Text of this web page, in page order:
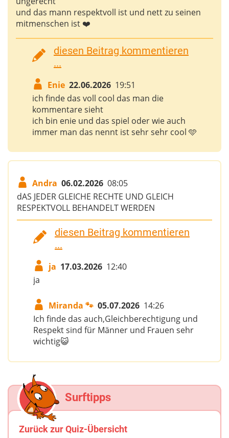
und das mann respektvoll ist und nett zu seinen
mitmenschen ist ❤️
diesen Beitrag kommentieren
...
Enie 22.06.2026 19:51
ich finde das voll cool das man die
kommentare sieht
ich bin enie und das spiel oder wie auch
immer man das nennt ist sehr sehr cool 🩵
Andra 06.02.2026 08:05
dAS JEDER GLEICHE RECHTE UND GLEICH
RESPEKTVOLL BEHANDELT WERDEN
diesen Beitrag kommentieren
...
ja 17.03.2026 12:40
ja
Miranda 🐾 05.07.2026 14:26
Ich finde das auch,Gleichberechtigung und
Respekt sind für Männer und Frauen sehr
wichtig😺
Surftipps
Zurück zur Quiz-Übersicht